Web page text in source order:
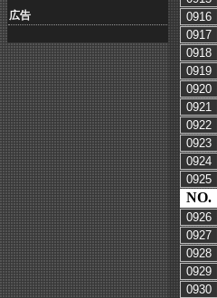
広告
NO.